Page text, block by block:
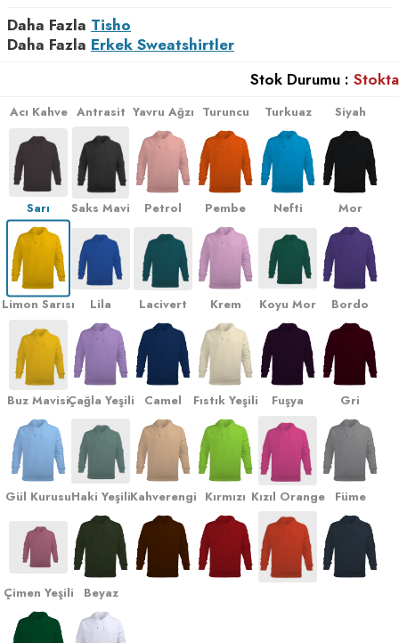
Daha Fazla Tisho
Daha Fazla Erkek Sweatshirtler
Stok Durumu : Stokta
Acı Kahve Antrasit Yavru Ağzı Turuncu Turkuaz Siyah
Sarı Saks Mavi Petrol Pembe Nefti Mor
Limon Sarısı Lila Lacivert Krem Koyu Mor Bordo
Buz MavisiÇağla Yeşili Camel Fıstık Yeşili Fuşya Gri
Gül KurusuHaki YeşiliKahverengi Kırmızı Kızıl Orange Füme
Çimen Yeşili Beyaz